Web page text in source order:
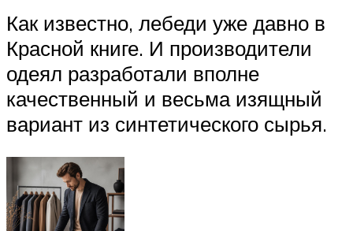
Как известно, лебеди уже давно в
Красной книге. И производители
одеял разработали вполне
качественный и весьма изящный
вариант из синтетического сырья.